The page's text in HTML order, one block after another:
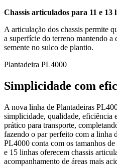
Chassis articulados para 11 e 13
A articulação dos chassis permite
a superfície do terreno mantendo a
semente no sulco de plantio.
Plantadeira PL4000
Simplicidade com
A nova linha de Plantadeiras
simplicidade, qualidade, eficiência
prático para transporte,
fazendo o par perfeito com a linha
PL4000 conta com os tamanhos
e 15 linhas oferecem chassis
acompanhamento de áreas mais